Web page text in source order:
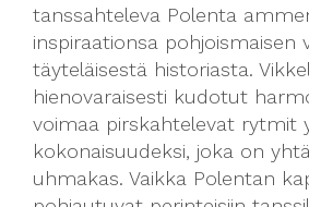
tanssahteleva Polenta
inspiraationsa pohjoismaisen
täyteläisestä historiasta.
hienovaraisesti kudotut
voimaa pirskahtelevat rytmit
kokonaisuudeksi, joka on
uhmakas. Vaikka Polentan